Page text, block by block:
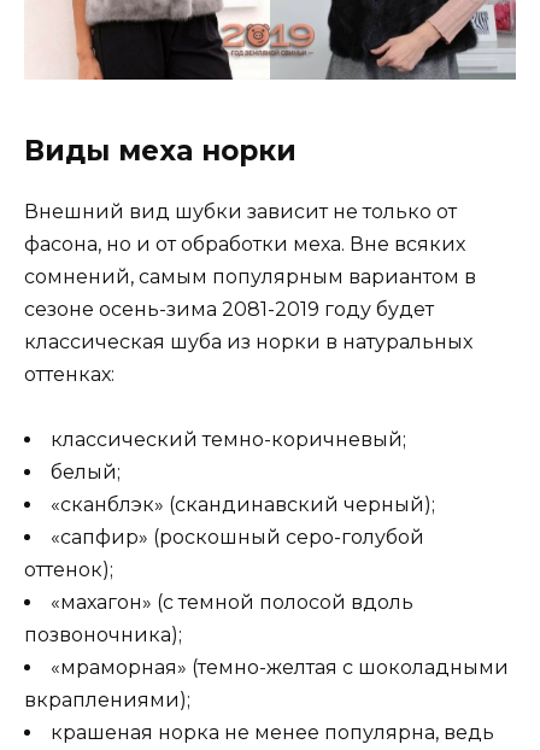
Виды меха норки
Внешний вид шубки зависит не только от
фасона, но и от обработки меха. Вне всяких
сомнений, самым популярным вариантом в
сезоне осень-зима 2081-2019 году будет
классическая шуба из норки в натуральных
оттенках:
классический темно-коричневый;
белый;
«сканблэк» (скандинавский черный);
«сапфир» (роскошный серо-голубой
оттенок);
«махагон» (с темной полосой вдоль
позвоночника);
«мраморная» (темно-желтая с шоколадными
вкраплениями);
крашеная норка не менее популярна, ведь